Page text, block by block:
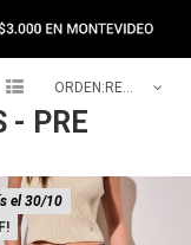
- PRE
 RECOMENDADOS
el 30/10